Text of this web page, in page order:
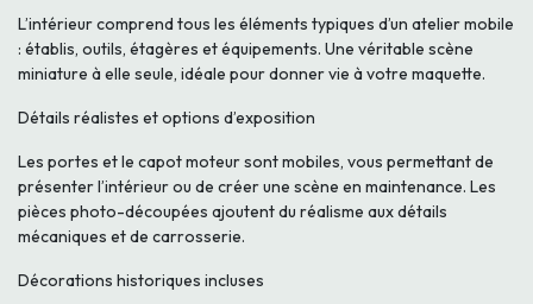
L’intérieur comprend tous les éléments typiques d’un atelier mobile
: établis, outils, étagères et équipements. Une véritable scène
miniature à elle seule, idéale pour donner vie à votre maquette.
Détails réalistes et options d’exposition
Les portes et le capot moteur sont mobiles, vous permettant de
présenter l’intérieur ou de créer une scène en maintenance. Les
pièces photo-découpées ajoutent du réalisme aux détails
mécaniques et de carrosserie.
Décorations historiques incluses